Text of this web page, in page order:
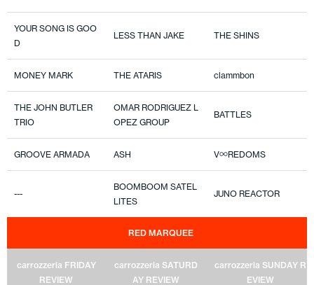
YOUR SONG IS GOO
D
LESS THAN JAKE THE SHINS
MONEY MARK THE ATARIS clammbon
THE JOHN BUTLER
TRIO
OMAR RODRIGUEZ L
OPEZ GROUP
BATTLES
GROOVE ARMADA ASH V∞REDOMS
---
BOOMBOOM SATEL
LITES
JUNO REACTOR
RED MARQUEE
carrozzeria FRIDAY
REVIEW
carrozzeria SATURD
AY REVIEW
carrozzeria SUNDAY R
EVIEW